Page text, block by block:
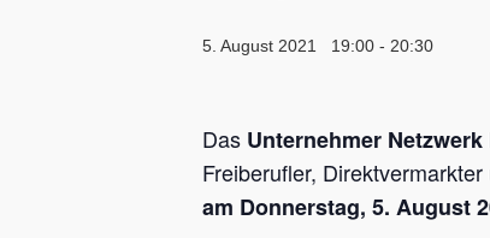
5. August 2021 19:00 - 20:30
Das Unternehmer
Freiberufler,
am Donnerstag, 5. August